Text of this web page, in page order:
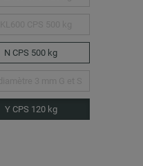
N CPS 500 kg
Y CPS 120 kg